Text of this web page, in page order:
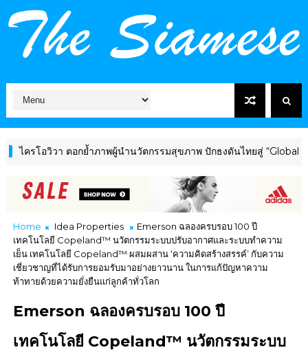
วิวา ตอกย้ำภาพผู้นำนวัตกรรมสุขภาพ ปักธงดันไทยสู่ “Global Wellness
Home Idea Properties
Emerson ฉลองครบรอบ 100 ปี
เทคโนโลยี Copeland™ นวัตกรรมระบบปรับอากาศและระบบทำความ
เย็น เทคโนโลยี Copeland™ ผสมผสาน ‘ความคิดสร้างสรรค์’ กับความ
เชี่ยวชาญที่ได้รับการยอมรับมาอย่างยาวนาน ในการแก้ปัญหาความ
ท้าทายด้วยความยั่งยืนแก่ลูกค้าทั่วโลก
Emerson ฉลองครบรอบ 100 ปี
เทคโนโลยี Copeland™ นวัตกรรมระบบ